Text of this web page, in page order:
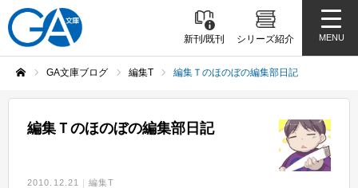
新刊/既刊 シリーズ紹介 MENU
GA文庫ブログ 編集T 編集Ｔのほのぼの編集部日記
編集Ｔのほのぼの編集部日記
2010.12.21 編集T